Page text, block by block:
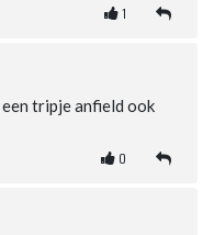
1
tripje anfield ook
0